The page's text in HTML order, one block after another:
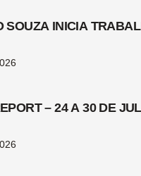
SOUZA INICIA
– 24 A 30 DE